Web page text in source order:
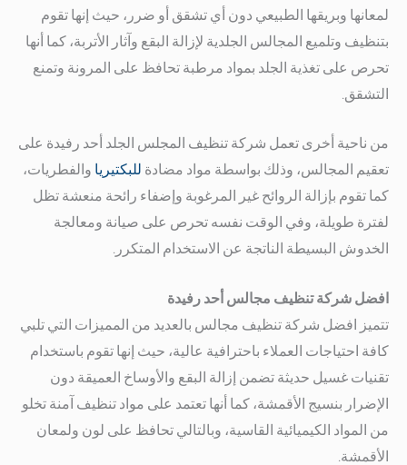
لمعانها وبريقها الطبيعي دون أي تشقق أو ضرر، حيث إنها تقوم
بتنظيف وتلميع المجالس الجلدية لإزالة البقع وآثار الأتربة، كما أنها
تحرص على تغذية الجلد بمواد مرطبة تحافظ على المرونة وتمنع
التشقق.
من ناحية أخرى تعمل شركة تنظيف المجلس الجلد أحد رفيدة على
تعقيم المجالس، وذلك بواسطة مواد مضادة للبكتيريا والفطريات،
كما تقوم بإزالة الروائح غير المرغوبة وإضفاء رائحة منعشة تظل
لفترة طويلة، وفي الوقت نفسه تحرص على صيانة ومعالجة
الخدوش البسيطة الناتجة عن الاستخدام المتكرر.
افضل شركة تنظيف مجالس أحد رفيدة
تتميز افضل شركة تنظيف مجالس بالعديد من المميزات التي تلبي
كافة احتياجات العملاء باحترافية عالية، حيث إنها تقوم باستخدام
تقنيات غسيل حديثة تضمن إزالة البقع والأوساخ العميقة دون
الإضرار بنسيج الأقمشة، كما أنها تعتمد على مواد تنظيف آمنة تخلو
من المواد الكيميائية القاسية، وبالتالي تحافظ على لون ولمعان
الأقمشة.